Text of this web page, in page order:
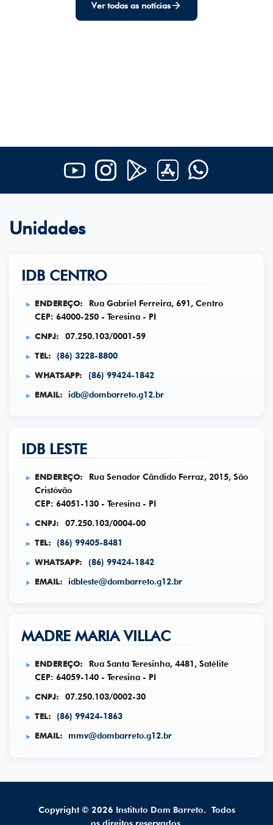
Ver todas as notícias
Unidades
IDB CENTRO
ENDEREÇO:
Rua Gabriel Ferreira, 691, Centro
CEP: 64000-250 - Teresina - PI
CNPJ:
07.250.103/0001-59
TEL:
(86) 3228-8800
WHATSAPP:
(86) 99424-1842
EMAIL:
idb@dombarreto.g12.br
IDB LESTE
ENDEREÇO:
Rua Senador Cândido Ferraz, 2015, São
Cristóvão
CEP: 64051-130 - Teresina - PI
CNPJ:
07.250.103/0004-00
TEL:
(86) 99405-8481
WHATSAPP:
(86) 99424-1842
EMAIL:
idbleste@dombarreto.g12.br
MADRE MARIA VILLAC
ENDEREÇO:
Rua Santa Teresinha, 4481, Satélite
CEP: 64059-140 - Teresina - PI
CNPJ:
07.250.103/0002-30
TEL:
(86) 99424-1863
EMAIL:
mmv@dombarreto.g12.br
Copyright © 2026 Instituto Dom Barreto.Todos
os direitos reservados.